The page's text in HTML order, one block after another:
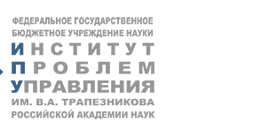
Перейти к основному
содержанию